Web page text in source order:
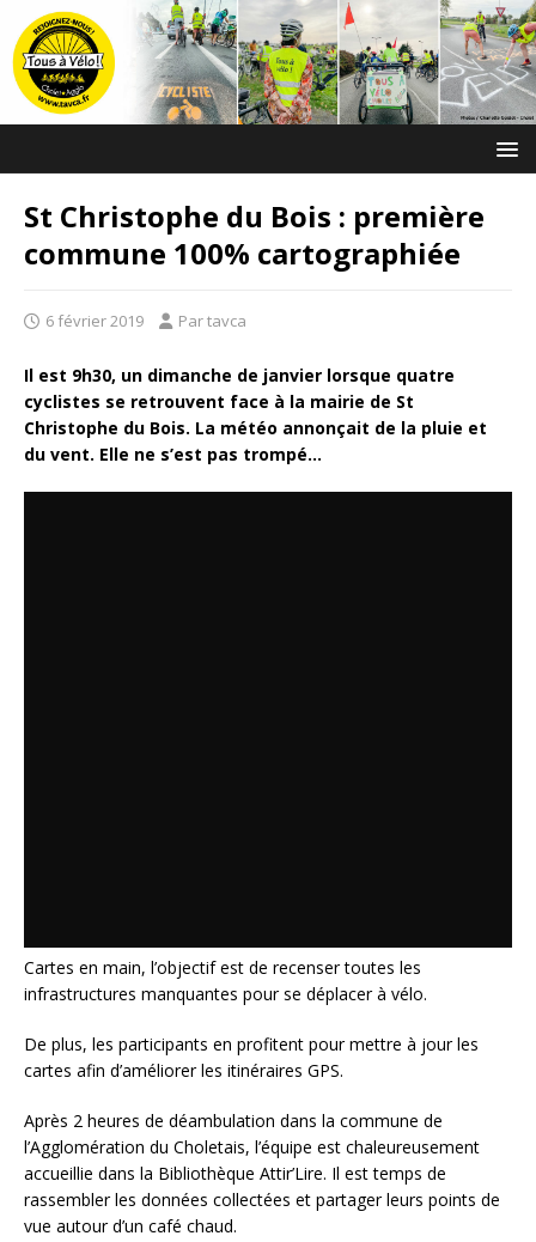
St Christophe du Bois : première
commune 100% cartographiée
6 février 2019 Par tavca
Il est 9h30, un dimanche de janvier lorsque quatre
cyclistes se retrouvent face à la mairie de St
Christophe du Bois. La météo annonçait de la pluie et
du vent. Elle ne s’est pas trompé…
Cartes en main, l’objectif est de recenser toutes les
infrastructures manquantes pour se déplacer à vélo.
De plus, les participants en profitent pour mettre à jour les
cartes afin d’améliorer les itinéraires GPS.
Après 2 heures de déambulation dans la commune de
l’Agglomération du Choletais, l’équipe est chaleureusement
accueillie dans la Bibliothèque Attir’Lire. Il est temps de
rassembler les données collectées et partager leurs points de
vue autour d’un café chaud.